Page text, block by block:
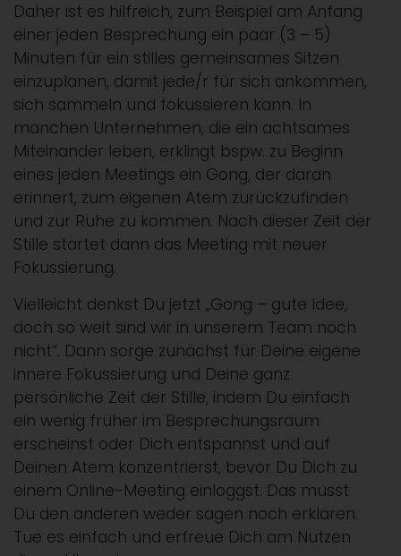
Daher ist es hilfreich, zum Beispiel am Anfang
einer jeden Besprechung ein paar (3 – 5)
Minuten für ein stilles gemeinsames Sitzen
einzuplanen, damit jede/r für sich ankommen,
sich sammeln und fokussieren kann. In
manchen Unternehmen, die ein achtsames
Miteinander leben, erklingt bspw. zu Beginn
eines jeden Meetings ein Gong, der daran
erinnert, zum eigenen Atem zurückzufinden
und zur Ruhe zu kommen. Nach dieser Zeit der
Stille startet dann das Meeting mit neuer
Fokussierung.
Vielleicht denkst Du jetzt „Gong – gute Idee,
doch so weit sind wir in unserem Team noch
nicht“. Dann sorge zunächst für Deine eigene
innere Fokussierung und Deine ganz
persönliche Zeit der Stille, indem Du einfach
ein wenig früher im Besprechungsraum
erscheinst oder Dich entspannst und auf
Deinen Atem konzentrierst, bevor Du Dich zu
einem Online-Meeting einloggst. Das musst
Du den anderen weder sagen noch erklären.
Tue es einfach und erfreue Dich am Nutzen